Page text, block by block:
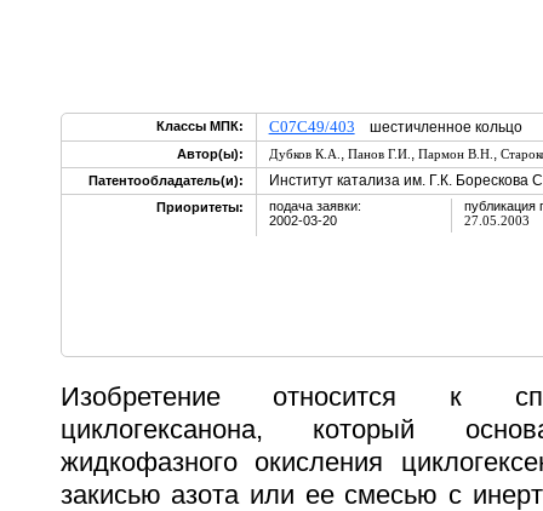
Классы МПК: C07C49/403 шестичленное кольцо
Автор(ы): Дубков К.А. , Панов Г.И. , Пармон В.Н. ,
Патентообладатель(и):
Институт катализа им. Г.К. Борескова
Приоритеты:
подача заявки:
2002-03-20
публикация
27.05.2003
Изобретение относится к
циклогексанона, который
жидкофазного окисления
закисью азота или ее смесью с